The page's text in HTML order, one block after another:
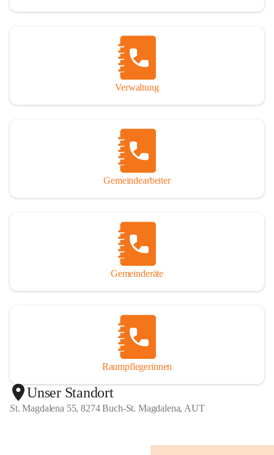
Verwaltung
Gemeindearbeiter
Gemeinderäte
Raumpflegerinnen
Unser Standort
St. Magdalena 55, 8274 Buch-St. Magdalena, AUT